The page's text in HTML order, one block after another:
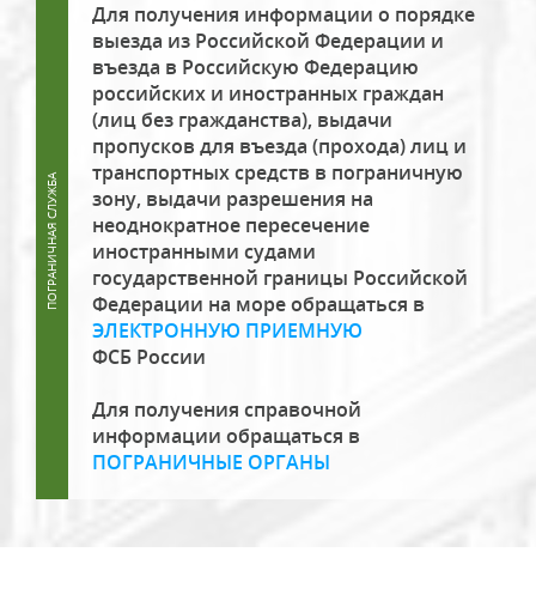
Для получения информации о порядке
выезда из Российской Федерации и
въезда в Российскую Федерацию
российских и иностранных граждан
(лиц без гражданства), выдачи
пропусков для въезда (прохода) лиц и
транспортных средств в пограничную
зону, выдачи разрешения на
неоднократное пересечение
иностранными судами
государственной границы Российской
Федерации на море обращаться в
ЭЛЕКТРОННУЮ ПРИЕМНУЮ
ФСБ России
Для получения справочной
информации обращаться в
ПОГРАНИЧНЫЕ ОРГАНЫ